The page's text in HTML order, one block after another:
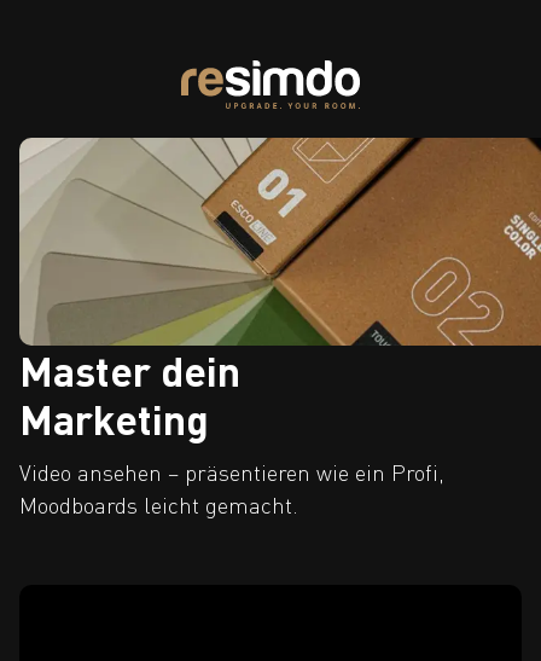
Master dein
Marketing
Video ansehen – präsentieren wie ein Profi,
Moodboards leicht gemacht.